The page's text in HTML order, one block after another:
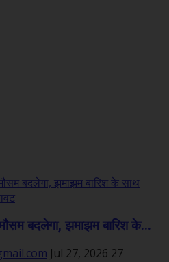
बदलेगा, झमाझम बारिश के...
Jul 27, 2026 27